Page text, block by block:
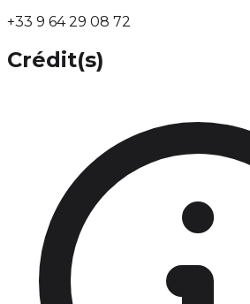
+33 9 64 29 08 72
Crédit(s)